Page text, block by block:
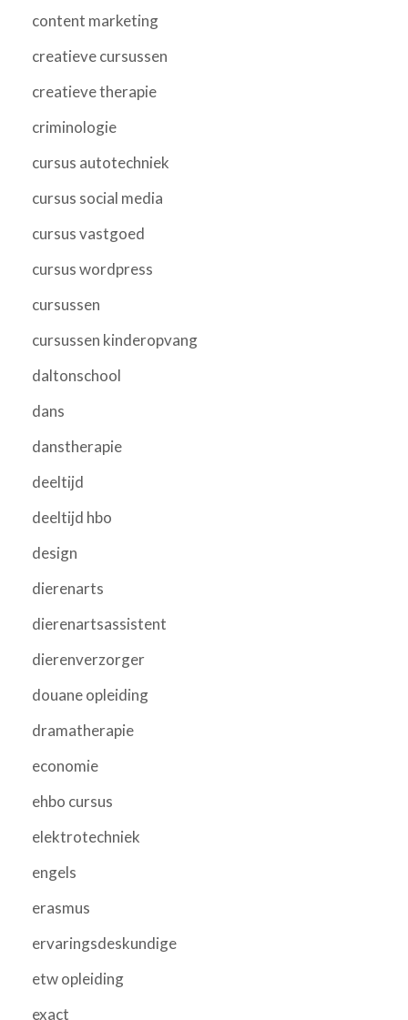
content marketing
creatieve cursussen
creatieve therapie
criminologie
cursus autotechniek
cursus social media
cursus vastgoed
cursus wordpress
cursussen
cursussen kinderopvang
daltonschool
dans
danstherapie
deeltijd
deeltijd hbo
design
dierenarts
dierenartsassistent
dierenverzorger
douane opleiding
dramatherapie
economie
ehbo cursus
elektrotechniek
engels
erasmus
ervaringsdeskundige
etw opleiding
exact